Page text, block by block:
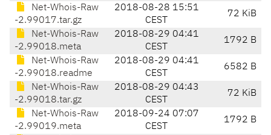
Net-Whois-Raw
-2.99017.tar.gz
2018-08-28 15:51
CEST
72 KiB
Net-Whois-Raw
-2.99018.meta
2018-08-29 04:41
CEST
1792 B
Net-Whois-Raw
-2.99018.readme
2018-08-29 04:41
CEST
6582 B
Net-Whois-Raw
-2.99018.tar.gz
2018-08-29 04:43
CEST
72 KiB
Net-Whois-Raw
-2.99019.meta
2018-09-24 07:07
CEST
1792 B